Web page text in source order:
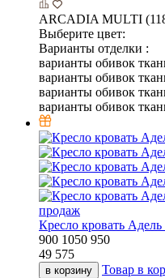
ARCADIA MULTI
Выберите цвет:
Варианты отделки :
варианты обивок
варианты обивок
варианты обивок
варианты обивок
продаж
Кресло кровать Адель
900 1050 950
49 575
в корзину Товар в